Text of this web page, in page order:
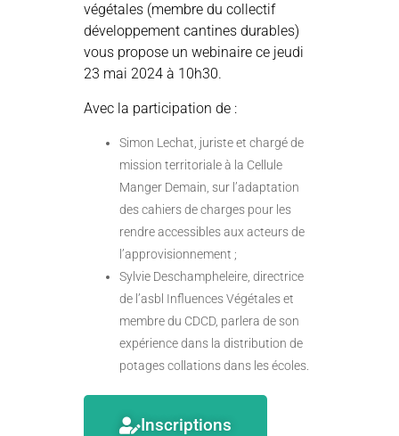
végétales (membre du collectif
développement cantines durables)
vous propose un webinaire ce jeudi
23 mai 2024 à 10h30.
Avec la participation de :
Simon Lechat, juriste et chargé de
mission territoriale à la Cellule
Manger Demain, sur l’adaptation
des cahiers de charges pour les
rendre accessibles aux acteurs de
l’approvisionnement ;
Sylvie Deschampheleire, directrice
de l’asbl Influences Végétales et
membre du CDCD, parlera de son
expérience dans la distribution de
potages collations dans les écoles.
Inscriptions